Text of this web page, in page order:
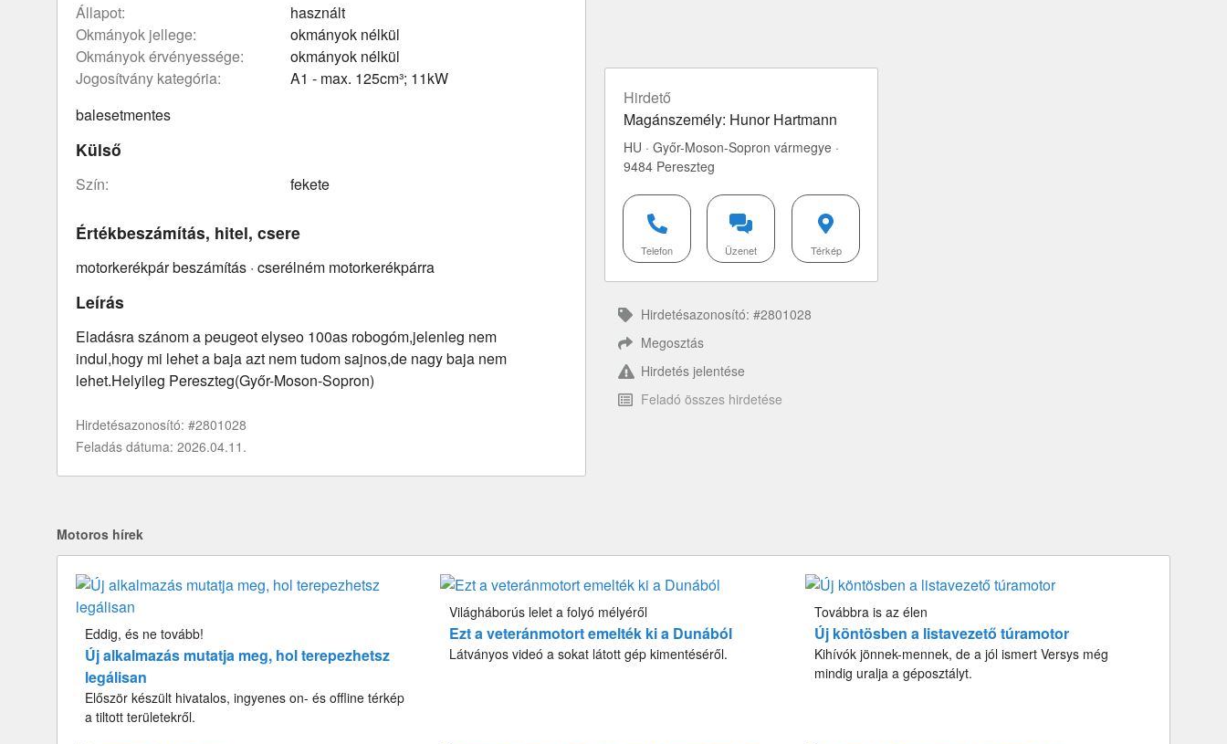
Hirdető
Magánszemély: Hunor Hartmann
HU · Győr-Moson-Sopron vármegye ·
9484 Pereszteg
Telefon Üzenet Térkép
Hirdetésazonosító: #2801028
Megosztás
Hirdetés jelentése
Feladó összes hirdetése
állapot:
használt
okmányok jellege:
okmányok nélkül
okmányok érvényessége:
okmányok nélkül
Jogosítvány kategória:
A1 - max. 125cm³; 11kW
balesetmentes
Külső
szín: fekete
Értékbeszámítás, hitel, csere
motorkerékpár beszámítás · cserélném motorkerékpárra
Leírás
Eladásra szánom a peugeot elyseo 100as robogóm,jelenleg nem
indul,hogy mi lehet a baja azt nem tudom sajnos,de nagy baja nem
lehet.Helyileg Pereszteg(Győr-Moson-Sopron)
Hirdetésazonosító: #2801028
Feladás dátuma: 2026.04.11.
Motoros hírek
Eddig, és ne tovább!
Új alkalmazás mutatja meg, hol terepezhetsz
legálisan
Először készült hivatalos, ingyenes on- és offline térkép
a tiltott területekről.
Világháborús lelet a folyó mélyéről
Ezt a veteránmotort emelték ki a Dunából
Látványos videó a sokat látott gép kimentéséről.
Továbbra is az élen
Új köntösben a listavezető túramotor
Kihívók jönnek-mennek, de a jól ismert Versys még
mindig uralja a géposztályt.